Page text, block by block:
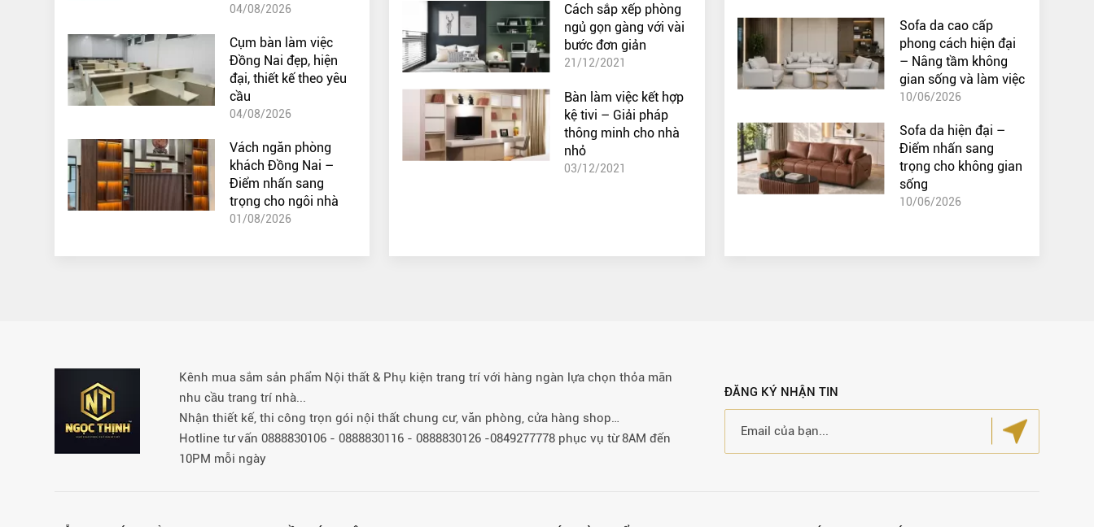
04/08/2026
Cụm bàn làm việc
Đồng Nai đẹp, hiện
đại, thiết kế theo yêu
cầu
04/08/2026
Vách ngăn phòng
khách Đồng Nai –
Điểm nhấn sang
trọng cho ngôi nhà
01/08/2026
Cách sắp xếp phòng
ngủ gọn gàng với vài
bước đơn giản
21/12/2021
Bàn làm việc kết hợp
kệ tivi – Giải pháp
thông minh cho nhà
nhỏ
03/12/2021
Sofa da cao cấp
phong cách hiện đại
– Nâng tầm không
gian sống và làm việc
10/06/2026
Sofa da hiện đại –
Điểm nhấn sang
trọng cho không gian
sống
10/06/2026
Kênh mua sắm sản phẩm Nội thất & Phụ kiện trang trí với hàng ngàn lựa chọn thỏa mãn
nhu cầu trang trí nhà...
Nhận thiết kế, thi công trọn gói nội thất chung cư, văn phòng, cửa hàng shop…
Hotline tư vấn 0888830106 - 0888830116 - 0888830126 -0849277778 phục vụ từ 8AM đến
10PM mỗi ngày
ĐĂNG KÝ NHẬN TIN